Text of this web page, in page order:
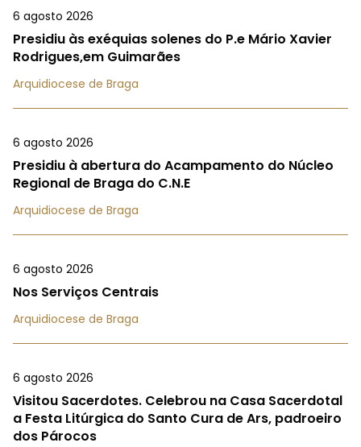
6 agosto 2026
Presidiu às exéquias solenes do P.e Mário Xavier
Rodrigues,em Guimarães
Arquidiocese de Braga
6 agosto 2026
Presidiu à abertura do Acampamento do Núcleo
Regional de Braga do C.N.E
Arquidiocese de Braga
6 agosto 2026
Nos Serviços Centrais
Arquidiocese de Braga
6 agosto 2026
Visitou Sacerdotes. Celebrou na Casa Sacerdotal
a Festa Litúrgica do Santo Cura de Ars, padroeiro
dos Párocos